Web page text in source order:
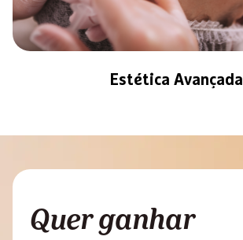
Estética Avançada
Quer ganhar